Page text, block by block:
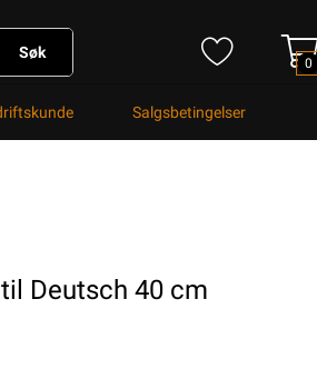
Søk
0
Salgsbetingelser
Deutsch 40 cm